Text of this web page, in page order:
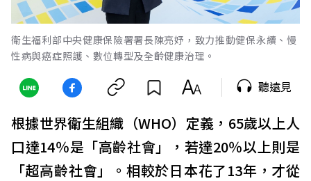
衛生福利部中央健康保險署署長陳亮妤，致力推動健保永續、慢
性病與癌症照護、數位轉型及全齡健康治理。
聽遠見
根據世界衛生組織（WHO）定義，65歲以上人
口達14％是「高齡社會」，若達20％以上則是
「超高齡社會」。相較於日本花了13年，才從